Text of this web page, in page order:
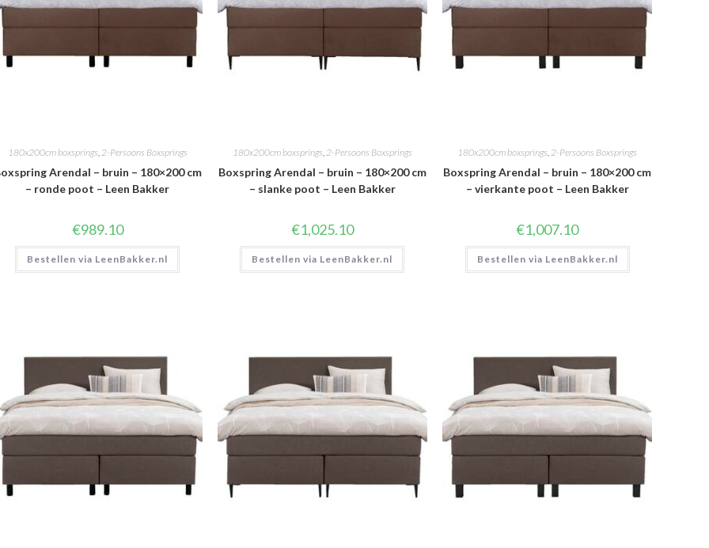
180x200cm boxsprings,2-Persoons Boxsprings
Arendal – bruin – 180×200 cm
– ronde poot – Leen Bakker
€989.10
Bestellen via LeenBakker.nl
180x200cm boxsprings,2-Persoons Boxsprings
Boxspring Arendal – bruin – 180×200 cm
– slanke poot – Leen Bakker
€1,025.10
Bestellen via LeenBakker.nl
180x200cm boxsprings,2-Persoons Boxsprings
Boxspring Arendal – bruin – 180×200 cm
– vierkante poot – Leen Bakker
€1,007.10
Bestellen via LeenBakker.nl